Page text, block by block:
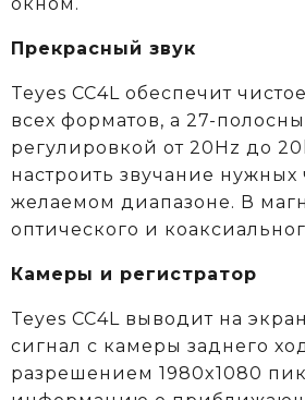
Прекрасный звук
Teyes CC4L обеспечит
всех форматов, а 27-
регулировкой от 20Hz до
настроить звучание нужных
желаемом диапазоне. В
оптического и
Камеры и регистратор
Teyes CC4L выводит на
сигнал с камеры заднего
разрешением 1980x1080